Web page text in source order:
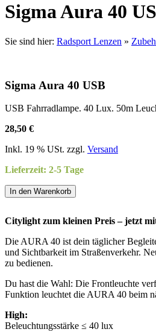
Sigma Aura 40
Sie sind hier: Radsport Lenzen »
Sigma Aura 40 USB
USB Fahrradlampe. 40 Lux. 50m
28,50 €
Inkl. 19 % USt. zzgl. Versand
Lieferzeit: 2-5 Tage
In den Warenkorb
Citylight zum kleinen Preis – jetzt
Die AURA 40 ist dein täglicher
und Sichtbarkeit im Straßenverkehr.
zu bedienen.
Du hast die Wahl: Die Frontleuchte
Funktion leuchtet die AURA 40 beim
High:
Beleuchtungsstärke ≤ 40 lux